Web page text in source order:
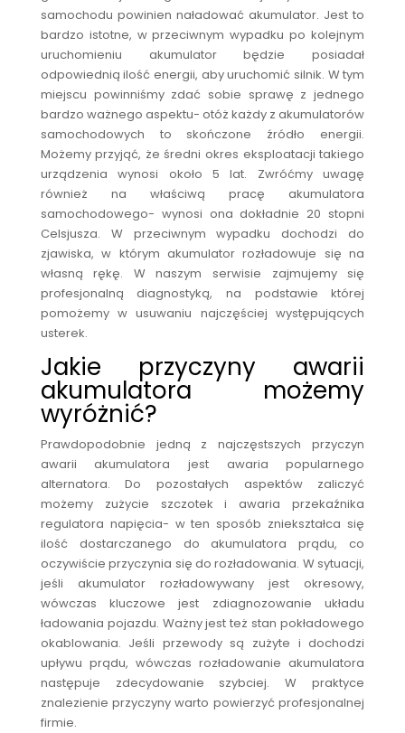
samochodu powinien naładować akumulator. Jest to
bardzo istotne, w przeciwnym wypadku po kolejnym
uruchomieniu akumulator będzie posiadał
odpowiednią ilość energii, aby uruchomić silnik. W tym
miejscu powinniśmy zdać sobie sprawę z jednego
bardzo ważnego aspektu- otóż każdy z akumulatorów
samochodowych to skończone źródło energii.
Możemy przyjąć, że średni okres eksploatacji takiego
urządzenia wynosi około 5 lat. Zwróćmy uwagę
również na właściwą pracę akumulatora
samochodowego- wynosi ona dokładnie 20 stopni
Celsjusza. W przeciwnym wypadku dochodzi do
zjawiska, w którym akumulator rozładowuje się na
własną rękę. W naszym serwisie zajmujemy się
profesjonalną diagnostyką, na podstawie której
pomożemy w usuwaniu najczęściej występujących
usterek.
Jakie przyczyny awarii
akumulatora możemy
wyróżnić?
Prawdopodobnie jedną z najczęstszych przyczyn
awarii akumulatora jest awaria popularnego
alternatora. Do pozostałych aspektów zaliczyć
możemy zużycie szczotek i awaria przekaźnika
regulatora napięcia- w ten sposób zniekształca się
ilość dostarczanego do akumulatora prądu, co
oczywiście przyczynia się do rozładowania. W sytuacji,
jeśli akumulator rozładowywany jest okresowy,
wówczas kluczowe jest zdiagnozowanie układu
ładowania pojazdu. Ważny jest też stan pokładowego
okablowania. Jeśli przewody są zużyte i dochodzi
upływu prądu, wówczas rozładowanie akumulatora
następuje zdecydowanie szybciej. W praktyce
znalezienie przyczyny warto powierzyć profesjonalnej
firmie.